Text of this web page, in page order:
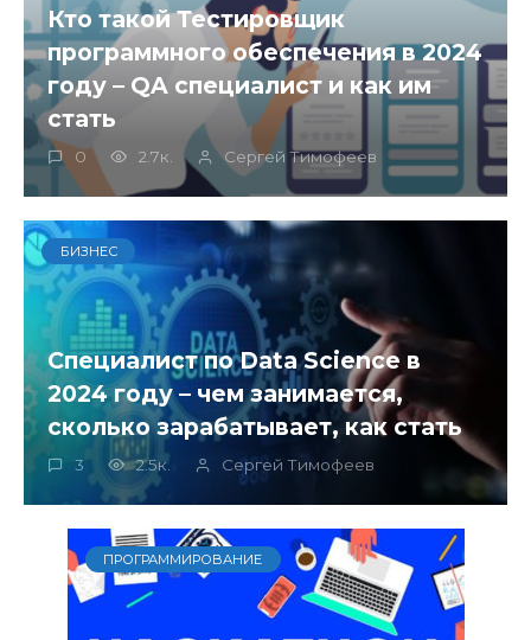
Кто такой Тестировщик
программного обеспечения в 2024
году – QA специалист и как им
стать
0 2.7к. Сергей Тимофеев
БИЗНЕС
Специалист по Data Science в
2024 году – чем занимается,
сколько зарабатывает, как стать
3 2.5к. Сергей Тимофеев
ПРОГРАММИРОВАНИЕ